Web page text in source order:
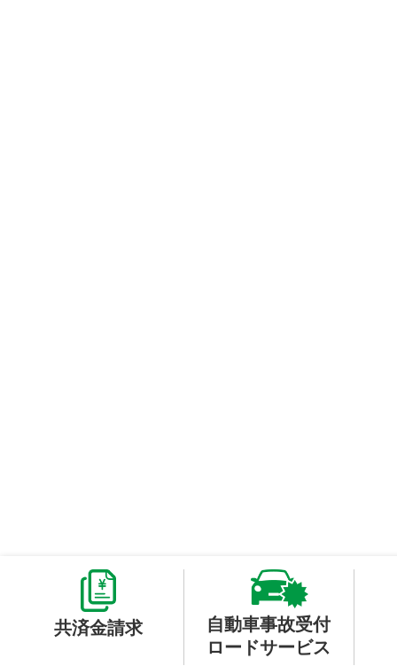
共済金請求
自動車事故受付
ロードサービス